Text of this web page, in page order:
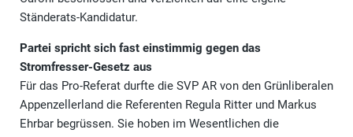
Ständerats-Kandidatur.
Partei spricht sich fast einstimmig gegen das
Stromfresser-Gesetz aus
Für das Pro-Referat durfte die SVP AR von den Grünliberalen
Appenzellerland die Referenten Regula Ritter und Markus
Ehrbar begrüssen. Sie hoben im Wesentlichen die